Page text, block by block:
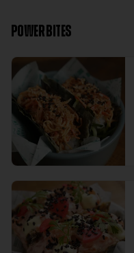
POWER BITES